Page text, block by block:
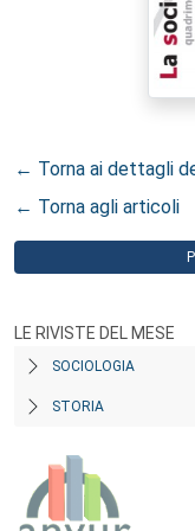
← Torna ai dettagli
← Torna agli articoli
LE RIVISTE DEL MESE
SOCIOLOGIA
STORIA